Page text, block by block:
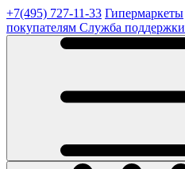
+7(495) 727-11-33 Гипермаркеты
покупателям Служба поддержки